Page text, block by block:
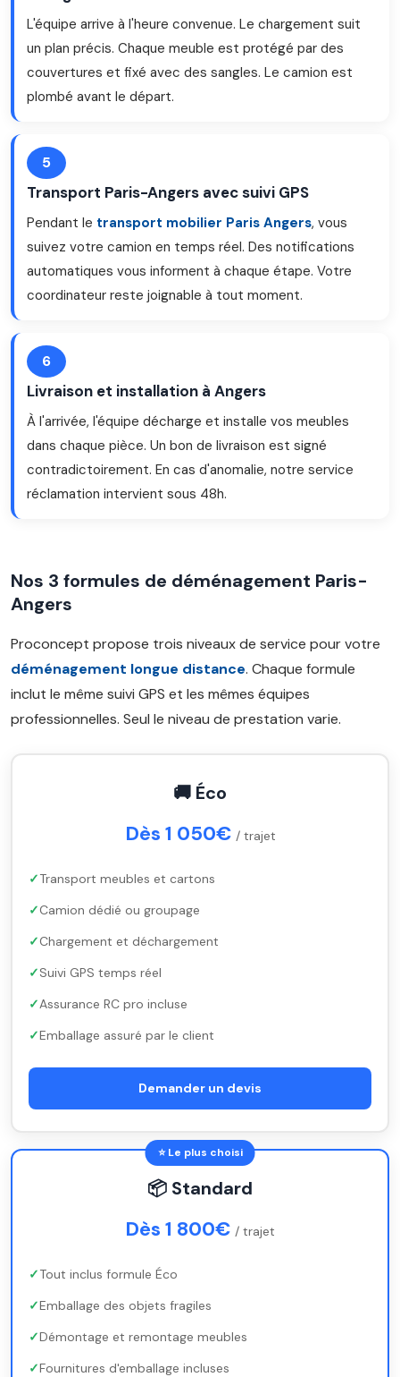
L'équipe arrive à l'heure convenue. Le chargement suit
un plan précis. Chaque meuble est protégé par des
couvertures et fixé avec des sangles. Le camion est
plombé avant le départ.
5
Transport Paris-Angers avec suivi GPS
Pendant le transport mobilier Paris Angers, vous
suivez votre camion en temps réel. Des notifications
automatiques vous informent à chaque étape. Votre
coordinateur reste joignable à tout moment.
6
Livraison et installation à Angers
À l'arrivée, l'équipe décharge et installe vos meubles
dans chaque pièce. Un bon de livraison est signé
contradictoirement. En cas d'anomalie, notre service
réclamation intervient sous 48h.
Nos 3 formules de déménagement Paris-
Angers
Proconcept propose trois niveaux de service pour votre
déménagement longue distance. Chaque formule
inclut le même suivi GPS et les mêmes équipes
professionnelles. Seul le niveau de prestation varie.
🚚 Éco
Dès 1 050€ / trajet
Transport meubles et cartons
Camion dédié ou groupage
Chargement et déchargement
Suivi GPS temps réel
Assurance RC pro incluse
Emballage assuré par le client
Demander un devis
⭐ Le plus choisi
📦 Standard
Dès 1 800€ / trajet
Tout inclus formule Éco
Emballage des objets fragiles
Démontage et remontage meubles
Fournitures d'emballage incluses